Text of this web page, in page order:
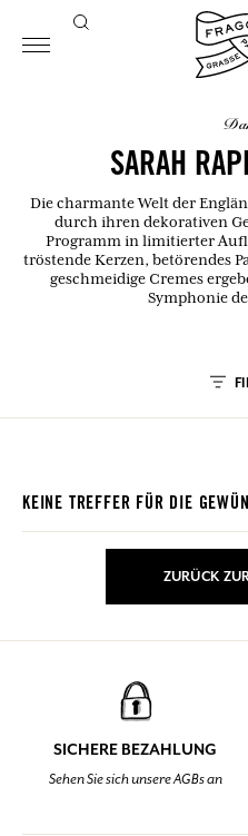
SARAH
Die charmante Welt der
durch ihren dekorativen
Programm in limitierter
tröstende Kerzen, betörendes
geschmeidige Cremes
Symphonie
KEINE TREFFER FÜR DIE
ZURÜCK
SICHERE BEZAHLUNG
Sehen Sie sich unsere AGBs an